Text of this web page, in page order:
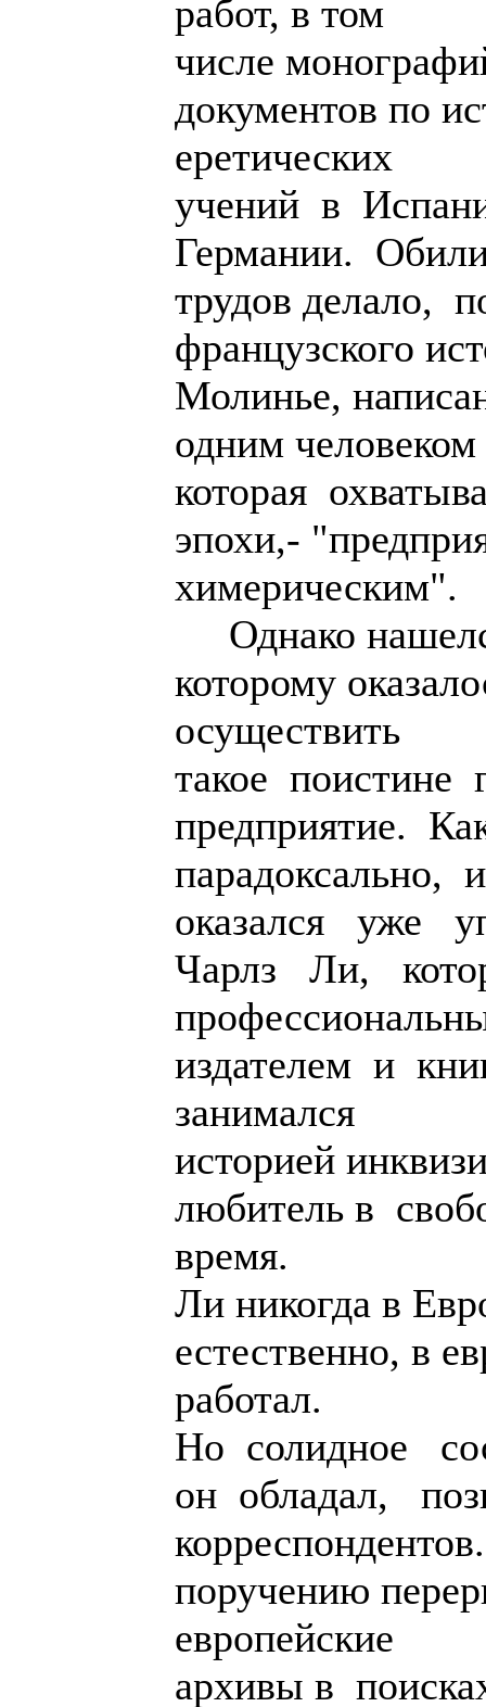
работ, в том
числе
документов по
еретических
учений в
Германии.
трудов делало,
французского
Молинье,
одним
которая
эпохи,-
химерическим".
Однако
которому
осуществить
такое поистине
предприятие.
парадоксально,
оказался уже
Чарлз Ли,
издателем и
занимался
историей
любитель в
время.
Ли никогда в
естественно, в
работал.
Но солидное
он обладал,
поручению
европейские
архивы в